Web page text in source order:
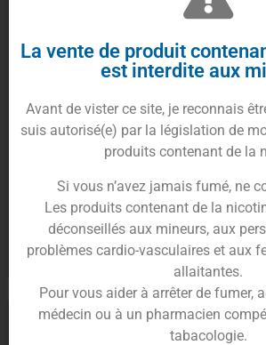
Concentré Brave Classic
Wanted (10ml & 30ml) – VDLV
À partir de5.90€
La vente de produit
est interdite aux
Avant de vister ce site, je reconnais
suis autorisé(e) par la législation de
produits contenant de la
Si vous n’avez jamais fumé, ne
Les produits contenant de la
déconseillés aux mineurs, aux
problèmes cardio-vasculaires et aux
allaitantes.
Pour vous aider à arrêter de fumer,
médecin ou à un pharmacien
tabacologie.